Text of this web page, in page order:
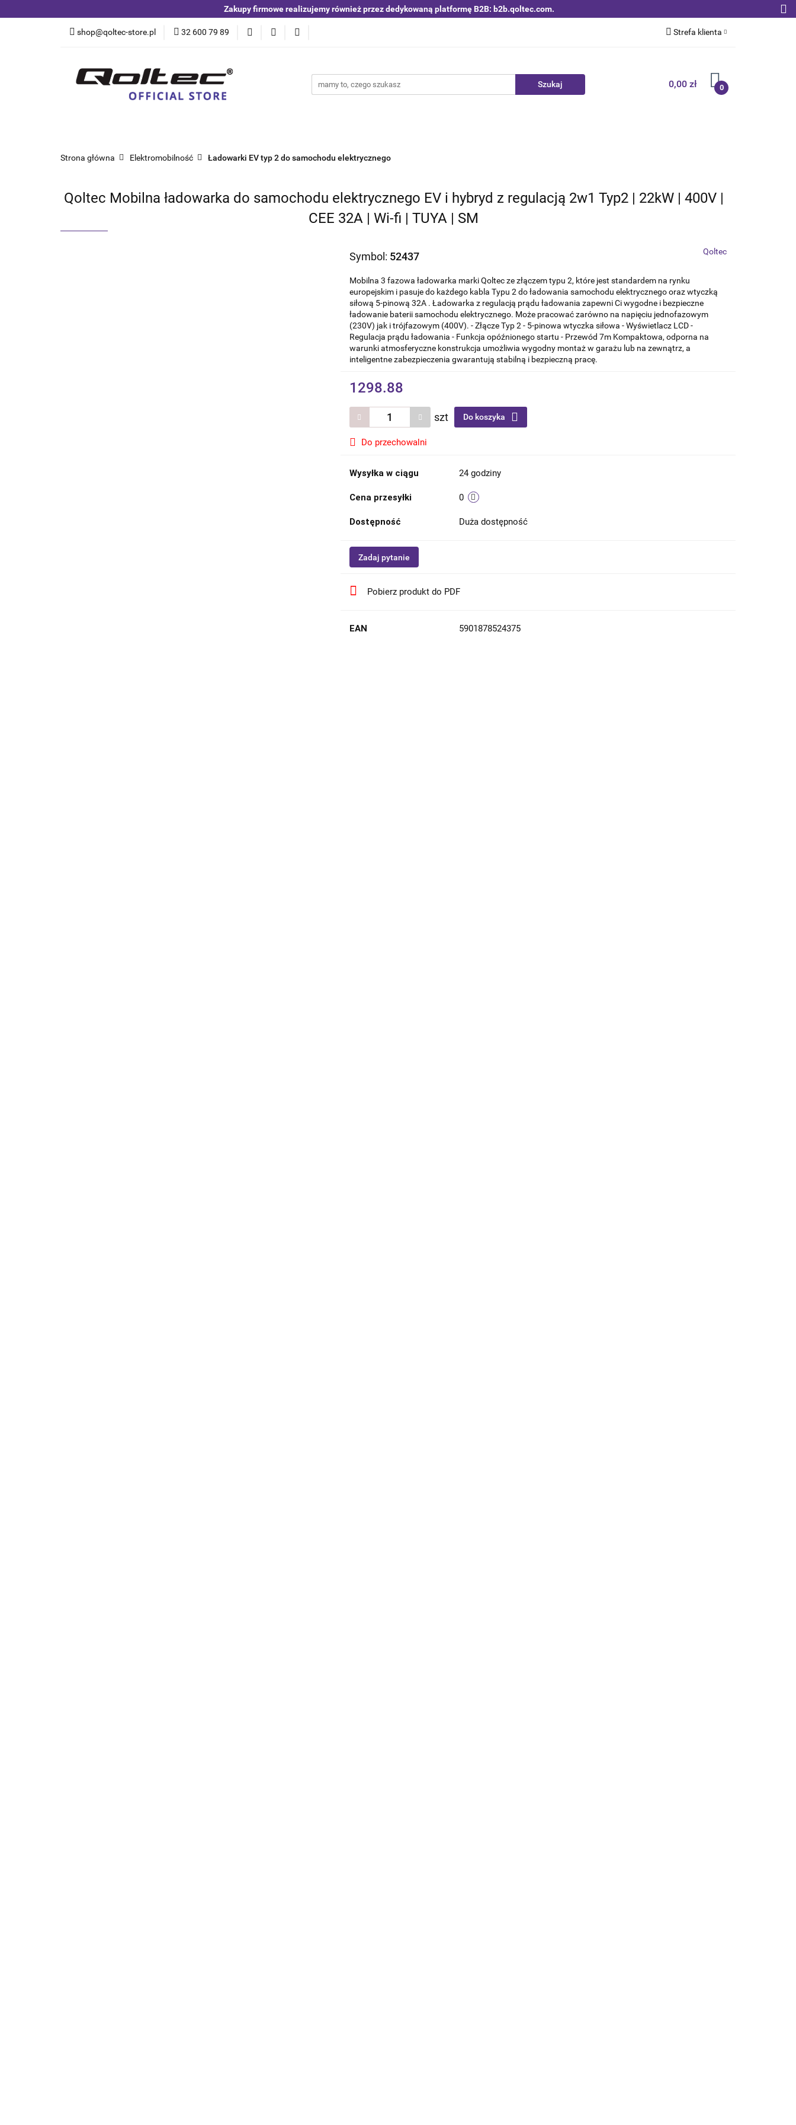
Zakupy firmowe realizujemy również przez dedykowaną platformę B2B: b2b.qoltec.com.
shop@qoltec-store.pl 32 600 79 89 Strefa klienta
Zarejestruj się
0,00 zł 0
Blog
Kategorie Czujniki i detektory Switche | Ethernet Anteny LTE 4G 5G
Strona główna Elektromobilność Ładowarki EV typ 2 do samochodu elektrycznego
Qoltec Mobilna ładowarka do samochodu elektrycznego EV i hybryd z regulacją 2w1 Typ2 | 22kW | 400V |
CEE 32A | Wi-fi | TUYA | SM
Symbol: 52437 Qoltec
Mobilna 3 fazowa ładowarka marki Qoltec ze złączem typu 2, które jest standardem na rynku
europejskim i pasuje do każdego kabla Typu 2 do ładowania samochodu elektrycznego oraz wtyczką
siłową 5-pinową 32A . Ładowarka z regulacją prądu ładowania zapewni Ci wygodne i bezpieczne
ładowanie baterii samochodu elektrycznego. Może pracować zarówno na napięciu jednofazowym
(230V) jak i trójfazowym (400V). - Złącze Typ 2 - 5-pinowa wtyczka siłowa - Wyświetlacz LCD -
Regulacja prądu ładowania - Funkcja opóźnionego startu - Przewód 7m Kompaktowa, odporna na
warunki atmosferyczne konstrukcja umożliwia wygodny montaż w garażu lub na zewnątrz, a
inteligentne zabezpieczenia gwarantują stabilną i bezpieczną pracę.
1298.88
szt Do koszyka
Do przechowalni
Wysyłka w ciągu 24 godziny
Cena przesyłki 0
Dostępność Duża dostępność
Zadaj pytanie
Pobierz produkt do PDF
EAN 5901878524375